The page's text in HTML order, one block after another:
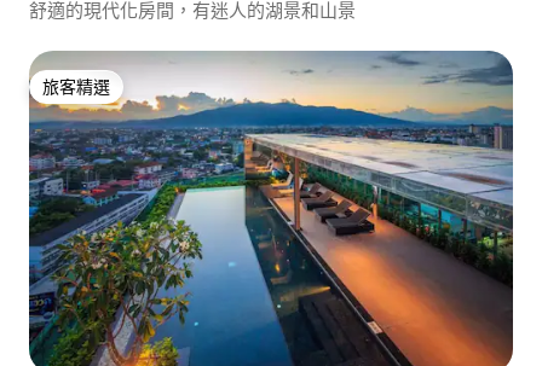
舒適的現代化房間，有迷人的湖景和山景
旅客精選
旅客精選